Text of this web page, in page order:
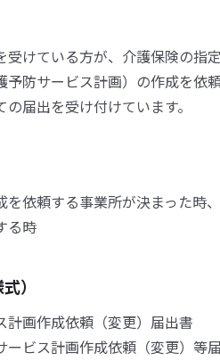
受けている方が、介護保険の指
予防サービス計画）の作成を依
の届出を受け付けています。
を依頼する事業所が決まった時
る時
）
計画作成依頼（変更）届出書
ビス計画作成依頼（変更）等届